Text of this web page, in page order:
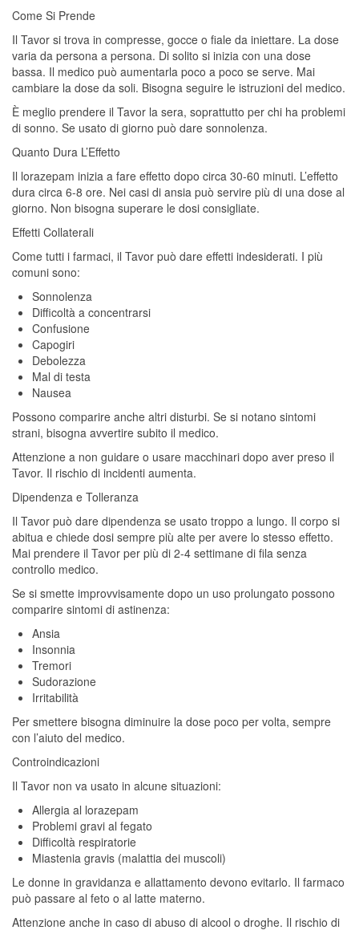
Come Si Prende
Il Tavor si trova in compresse, gocce o fiale da iniettare. La dose
varia da persona a persona. Di solito si inizia con una dose
bassa. Il medico può aumentarla poco a poco se serve. Mai
cambiare la dose da soli. Bisogna seguire le istruzioni del medico.
È meglio prendere il Tavor la sera, soprattutto per chi ha problemi
di sonno. Se usato di giorno può dare sonnolenza.
Quanto Dura L’Effetto
Il lorazepam inizia a fare effetto dopo circa 30-60 minuti. L’effetto
dura circa 6-8 ore. Nei casi di ansia può servire più di una dose al
giorno. Non bisogna superare le dosi consigliate.
Effetti Collaterali
Come tutti i farmaci, il Tavor può dare effetti indesiderati. I più
comuni sono:
Sonnolenza
Difficoltà a concentrarsi
Confusione
Capogiri
Debolezza
Mal di testa
Nausea
Possono comparire anche altri disturbi. Se si notano sintomi
strani, bisogna avvertire subito il medico.
Attenzione a non guidare o usare macchinari dopo aver preso il
Tavor. Il rischio di incidenti aumenta.
Dipendenza e Tolleranza
Il Tavor può dare dipendenza se usato troppo a lungo. Il corpo si
abitua e chiede dosi sempre più alte per avere lo stesso effetto.
Mai prendere il Tavor per più di 2-4 settimane di fila senza
controllo medico.
Se si smette improvvisamente dopo un uso prolungato possono
comparire sintomi di astinenza:
Ansia
Insonnia
Tremori
Sudorazione
Irritabilità
Per smettere bisogna diminuire la dose poco per volta, sempre
con l’aiuto del medico.
Controindicazioni
Il Tavor non va usato in alcune situazioni:
Allergia al lorazepam
Problemi gravi al fegato
Difficoltà respiratorie
Miastenia gravis (malattia dei muscoli)
Le donne in gravidanza e allattamento devono evitarlo. Il farmaco
può passare al feto o al latte materno.
Attenzione anche in caso di abuso di alcool o droghe. Il rischio di